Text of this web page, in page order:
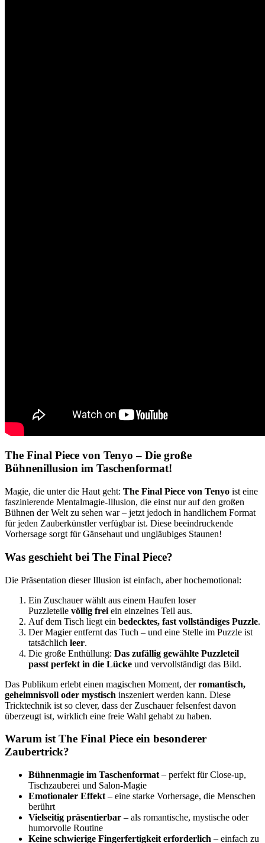
The Final Piece von Tenyo – Die große
Bühnenillusion im Taschenformat!
Magie, die unter die Haut geht: The Final Piece von Tenyo ist eine
faszinierende Mentalmagie-Illusion, die einst nur auf den großen
Bühnen der Welt zu sehen war – jetzt jedoch in handlichem Format
für jeden Zauberkünstler verfügbar ist. Diese beeindruckende
Vorhersage sorgt für Gänsehaut und ungläubiges Staunen!
Was geschieht bei The Final Piece?
Die Präsentation dieser Illusion ist einfach, aber hochemotional:
Ein Zuschauer wählt aus einem Haufen loser
Puzzleteile völlig frei ein einzelnes Teil aus.
Auf dem Tisch liegt ein bedecktes, fast vollständiges Puzzle.
Der Magier entfernt das Tuch – und eine Stelle im Puzzle ist
tatsächlich leer.
Die große Enthüllung: Das zufällig gewählte Puzzleteil
passt perfekt in die Lücke und vervollständigt das Bild.
Das Publikum erlebt einen magischen Moment, derromantisch,
geheimnisvoll oder mystisch inszeniert werden kann. Diese
Tricktechnik ist so clever, dass der Zuschauer felsenfest davon
überzeugt ist, wirklich eine freie Wahl gehabt zu haben.
Warum ist The Final Piece ein besonderer
Zaubertrick?
Bühnenmagie im Taschenformat – perfekt für Close-up,
Tischzauberei und Salon-Magie
Emotionaler Effekt – eine starke Vorhersage, die Menschen
berührt
Vielseitig präsentierbar – als romantische, mystische oder
humorvolle Routine
Keine schwierige Fingerfertigkeit erforderlich – einfach zu